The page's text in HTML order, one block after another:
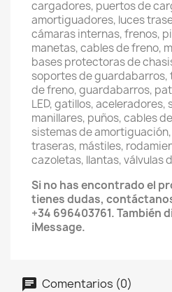
cargadores, puertos de
amortiguadores, luces
cámaras internas, frenos,
manetas, cables de freno,
bases protectoras de
soportes de
de freno, guardabarros,
LED, gatillos,
manillares, puños, cables
sistemas de
traseras, mástiles,
cazoletas, llantas, válvulas
Si no has encontrado el
tienes dudas,
+34 696403761. También
iMessage.
Comentarios (0)